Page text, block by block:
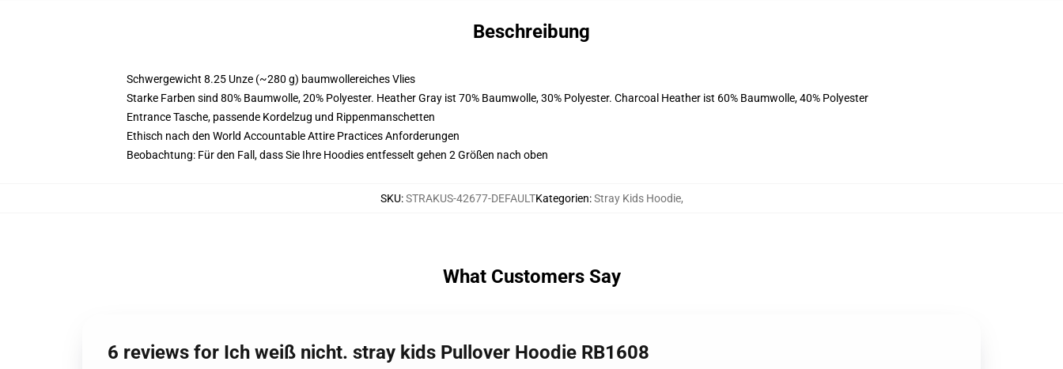
Beschreibung
Schwergewicht 8.25 Unze (~280 g) baumwollereiches Vlies
Starke Farben sind 80% Baumwolle, 20% Polyester. Heather Gray ist 70% Baumwolle, 30% Polyester. Charcoal Heather ist 60% Baumwolle, 40% Polyester
Entrance Tasche, passende Kordelzug und Rippenmanschetten
Ethisch nach den World Accountable Attire Practices Anforderungen
Beobachtung: Für den Fall, dass Sie Ihre Hoodies entfesselt gehen 2 Größen nach oben
SKU:STRAKUS-42677-DEFAULTKategorien:Stray Kids Hoodie,
What Customers Say
6 reviews for Ich weiß nicht. stray kids Pullover Hoodie RB1608